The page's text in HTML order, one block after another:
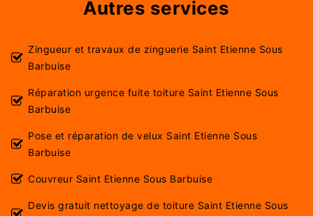
Autres services
Zingueur et travaux de zinguerie Saint Etienne Sous
Barbuise
Réparation urgence fuite toiture Saint Etienne Sous
Barbuise
Pose et réparation de velux Saint Etienne Sous
Barbuise
Couvreur Saint Etienne Sous Barbuise
Devis gratuit nettoyage de toiture Saint Etienne Sous